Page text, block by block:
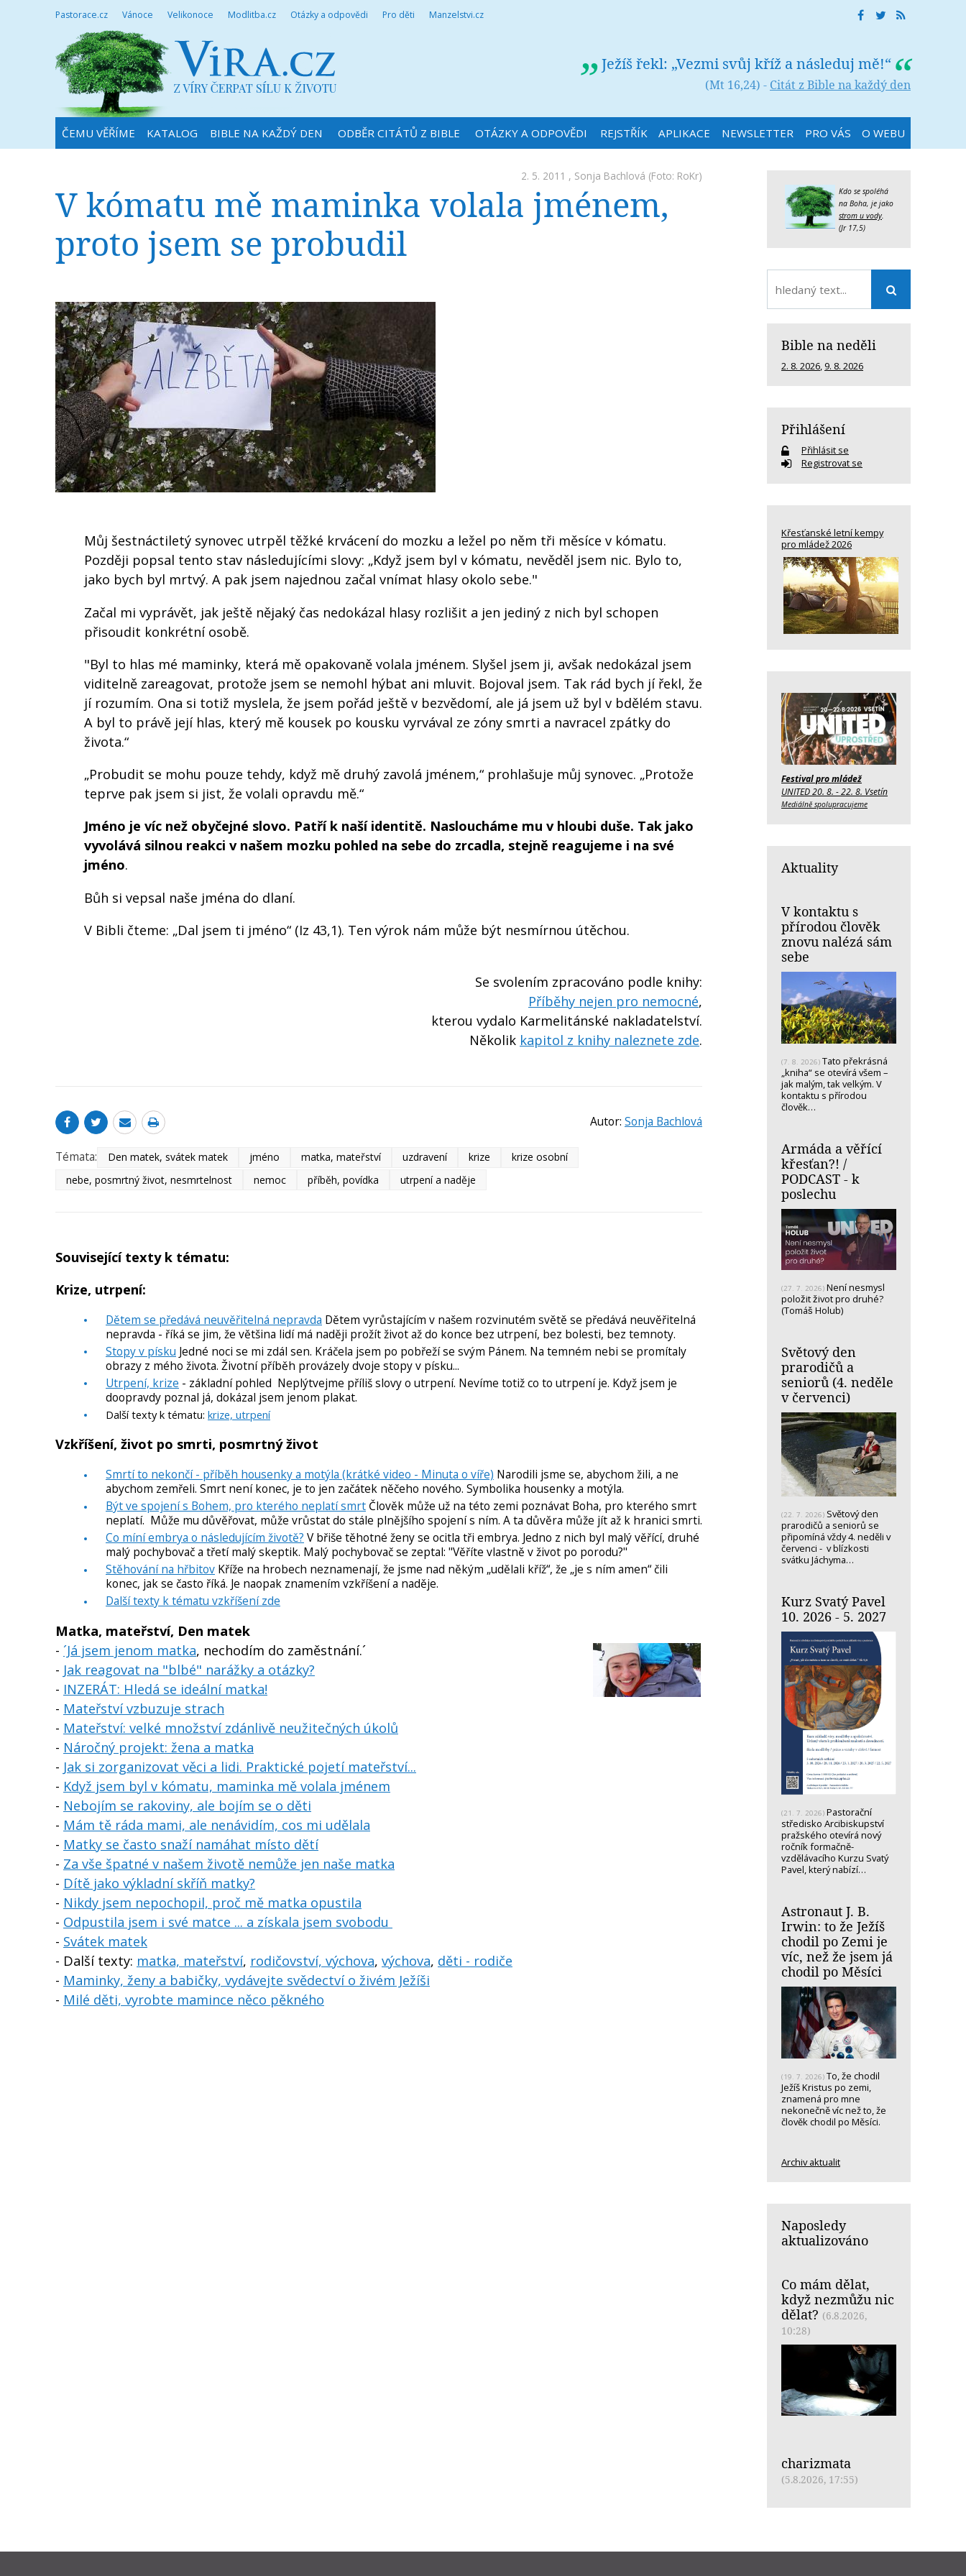
Pastorace.cz Vánoce Velikonoce Modlitba.cz Otázky a odpovědi Pro děti Manzelstvi.cz
Ježíš řekl: „Vezmi svůj kříž a následuj mě!“
(Mt 16,24) - Citát z Bible na každý den
ČEMU VĚŘÍME KATALOG BIBLE NA KAŽDÝ DEN ODBĚR CITÁTŮ Z BIBLE OTÁZKY A ODPOVĚDI REJSTŘÍK APLIKACE NEWSLETTER PRO VÁS O WEBU
2. 5. 2011 , Sonja Bachlová (Foto: RoKr)
V kómatu mě maminka volala jménem,
proto jsem se probudil
Můj šestnáctiletý synovec utrpěl těžké krvácení do mozku a ležel po něm tři měsíce v kómatu.
Později popsal tento stav následujícími slovy: „Když jsem byl v kómatu, nevěděl jsem nic. Bylo to,
jako bych byl mrtvý. A pak jsem najednou začal vnímat hlasy okolo sebe."
Začal mi vyprávět, jak ještě nějaký čas nedokázal hlasy rozlišit a jen jediný z nich byl schopen
přisoudit konkrétní osobě.
"Byl to hlas mé maminky, která mě opakovaně volala jménem. Slyšel jsem ji, avšak nedokázal jsem
viditelně zareagovat, protože jsem se nemohl hýbat ani mluvit. Bojoval jsem. Tak rád bych jí řekl, že
jí rozumím. Ona si totiž myslela, že jsem pořád ještě v bezvědomí, ale já jsem už byl v bdělém stavu.
A byl to právě její hlas, který mě kousek po kousku vyrvával ze zóny smrti a navracel zpátky do
života.“
„Probudit se mohu pouze tehdy, když mě druhý zavolá jménem,“ prohlašuje můj synovec. „Protože
teprve pak jsem si jist, že volali opravdu mě.“
Jméno je víc než obyčejné slovo. Patří k naší identitě. Nasloucháme mu v hloubi duše. Tak jako
vyvolává silnou reakci v našem mozku pohled na sebe do zrcadla, stejně reagujeme i na své
jméno.
Bůh si vepsal naše jména do dlaní.
V Bibli čteme: „Dal jsem ti jméno“ (Iz 43,1). Ten výrok nám může být nesmírnou útěchou.
Se svolením zpracováno podle knihy:
Příběhy nejen pro nemocné,
kterou vydalo Karmelitánské nakladatelství.
Několik kapitol z knihy naleznete zde.
Autor: Sonja Bachlová
Témata: Den matek, svátek matek jméno matka, mateřství uzdravení krize
krize osobní
nebe, posmrtný život, nesmrtelnost
nemoc příběh, povídka utrpení a naděje
Související texty k tématu:
Krize, utrpení:
Dětem se předává neuvěřitelná nepravda Dětem vyrůstajícím v našem rozvinutém světě se předává neuvěřitelná
nepravda - říká se jim, že většina lidí má naději prožít život až do konce bez utrpení, bez bolesti, bez temnoty.
Stopy v písku Jedné noci se mi zdál sen. Kráčela jsem po pobřeží se svým Pánem. Na temném nebi se promítaly
obrazy z mého života. Životní příběh provázely dvoje stopy v písku...
Utrpení, krize - základní pohled Neplýtvejme příliš slovy o utrpení. Nevíme totiž co to utrpení je. Když jsem je
doopravdy poznal já, dokázal jsem jenom plakat.
Další texty k tématu: krize, utrpení
Vzkříšení, život po smrti, posmrtný život
Smrtí to nekončí - příběh housenky a motýla (krátké video - Minuta o víře) Narodili jsme se, abychom žili, a ne
abychom zemřeli. Smrt není konec, je to jen začátek něčeho nového. Symbolika housenky a motýla.
Být ve spojení s Bohem, pro kterého neplatí smrt Člověk může už na této zemi poznávat Boha, pro kterého smrt
neplatí. Může mu důvěřovat, může vrůstat do stále plnějšího spojení s ním. A ta důvěra může jít až k hranici smrti.
Co míní embrya o následujícím životě? V břiše těhotné ženy se ocitla tři embrya. Jedno z nich byl malý věřící, druhé
malý pochybovač a třetí malý skeptik. Malý pochybovač se zeptal: "Věříte vlastně v život po porodu?"
Stěhování na hřbitov Kříže na hrobech neznamenají, že jsme nad někým „udělali kříž“, že „je s ním amen“ čili
konec, jak se často říká. Je naopak znamením vzkříšení a naděje.
Další texty k tématu vzkříšení zde
Matka, mateřství, Den matek
- ´Já jsem jenom matka, nechodím do zaměstnání.´
- Jak reagovat na "blbé" narážky a otázky?
- INZERÁT: Hledá se ideální matka!
- Mateřství vzbuzuje strach
- Mateřství: velké množství zdánlivě neužitečných úkolů
- Náročný projekt: žena a matka
- Jak si zorganizovat věci a lidi. Praktické pojetí mateřství...
- Když jsem byl v kómatu, maminka mě volala jménem
- Nebojím se rakoviny, ale bojím se o děti
- Mám tě ráda mami, ale nenávidím, cos mi udělala
- Matky se často snaží namáhat místo dětí
- Za vše špatné v našem životě nemůže jen naše matka
- Dítě jako výkladní skříň matky?
- Nikdy jsem nepochopil, proč mě matka opustila
- Odpustila jsem i své matce ... a získala jsem svobodu
- Svátek matek
- Další texty: matka, mateřství, rodičovství, výchova, výchova, děti - rodiče
- Maminky, ženy a babičky, vydávejte svědectví o živém Ježíši
- Milé děti, vyrobte mamince něco pěkného
Kdo se spoléhá
na Boha, je jako
strom u vody.
(Jr 17,5)
Bible na neděli
2. 8. 2026, 9. 8. 2026
Přihlášení
Přihlásit se
Registrovat se
Křesťanské letní kempy
pro mládež 2026
Festival pro mládež
UNITED 20. 8. - 22. 8. Vsetín
Mediálně spolupracujeme
Aktuality
V kontaktu s
přírodou člověk
znovu nalézá sám
sebe
(7. 8. 2026) Tato překrásná
„kniha“ se otevírá všem –
jak malým, tak velkým. V
kontaktu s přírodou
člověk…
Armáda a věřící
křesťan?! /
PODCAST - k
poslechu
(27. 7. 2026) Není nesmysl
položit život pro druhé?
(Tomáš Holub)
Světový den
prarodičů a
seniorů (4. neděle
v červenci)
(22. 7. 2026) Světový den
prarodičů a seniorů se
připomíná vždy 4. neděli v
červenci - v blízkosti
svátku Jáchyma…
Kurz Svatý Pavel
10. 2026 - 5. 2027
(21. 7. 2026) Pastorační
středisko Arcibiskupství
pražského otevírá nový
ročník formačně-
vzdělávacího Kurzu Svatý
Pavel, který nabízí…
Astronaut J. B.
Irwin: to že Ježíš
chodil po Zemi je
víc, než že jsem já
chodil po Měsíci
(19. 7. 2026) To, že chodil
Ježíš Kristus po zemi,
znamená pro mne
nekonečně víc než to, že
člověk chodil po Měsíci.
Archiv aktualit
Naposledy
aktualizováno
Co mám dělat,
když nezmůžu nic
dělat? (6.8.2026,
10:28)
charizmata
(5.8.2026, 17:55)